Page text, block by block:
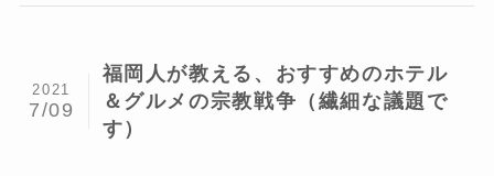
福岡人が教える、おすすめのホテル
＆グルメの宗教戦争（繊細な議題で
す）
2021
7/09